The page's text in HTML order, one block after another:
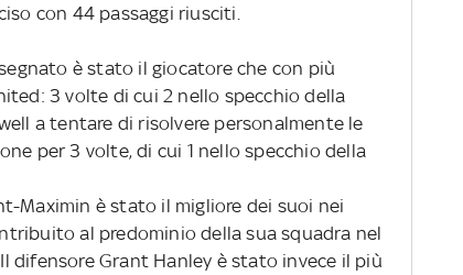
con 44 passaggi riusciti.
è stato il giocatore che con più
3 volte di cui 2 nello specchio della
a tentare di risolvere personalmente le
per 3 volte, di cui 1 nello specchio della
Maximin è stato il migliore dei suoi nei
al predominio della sua squadra nel
difensore Grant Hanley è stato invece il più